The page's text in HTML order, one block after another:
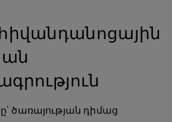
հիվանդանոցային
ծառայության դիմաց